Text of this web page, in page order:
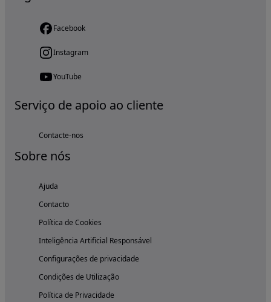
Facebook
Instagram
YouTube
Serviço de apoio ao cliente
Contacte-nos
Sobre nós
Ajuda
Contacto
Política de Cookies
Inteligência Artificial Responsável
Configurações de privacidade
Condições de Utilização
Política de Privacidade